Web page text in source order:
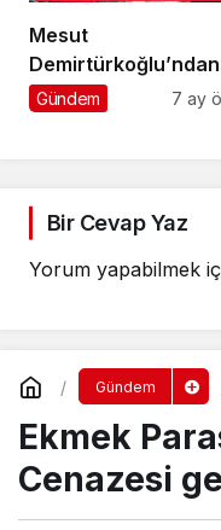
Mesut
Demirtürkoğlu’ndan
Örnek Davranış
Gündem 7 ay
Bir Cevap Yaz
Yorum yapabilmek
Gündem
Ekmek
Cenazesi